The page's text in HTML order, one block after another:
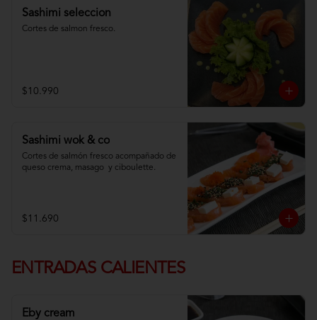
Sashimi seleccion
Cortes de salmon fresco.
$10.990
Sashimi wok & co
Cortes de salmón fresco acompañado de
queso crema, masago  y ciboulette.
$11.690
ENTRADAS CALIENTES
Eby cream